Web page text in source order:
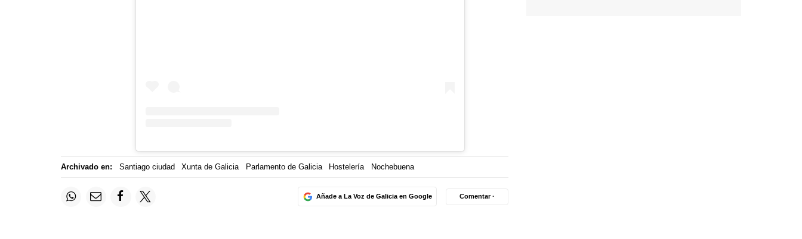
Archivado en: Santiago ciudad Xunta de Galicia Parlamento de Galicia Hostelería Nochebuena
Añade a La Voz de Galicia en Google Comentar ·